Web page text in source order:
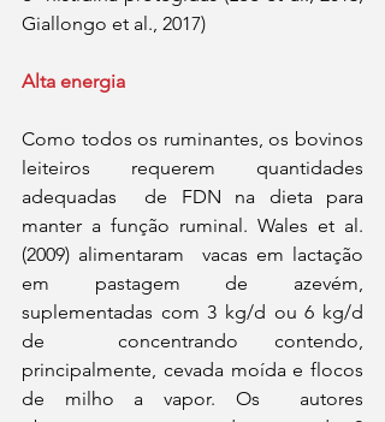
Giallongo et al., 2017)
Alta energia
Como todos os ruminantes, os bovinos
leiteiros requerem quantidades
adequadas  de FDN na dieta para
manter a função ruminal. Wales et al.
(2009) alimentaram  vacas em lactação
em pastagem de azevém,
suplementadas com 3 kg/d ou 6 kg/d
de  concentrando contendo,
principalmente, cevada moída e flocos
de milho a vapor. Os  autores